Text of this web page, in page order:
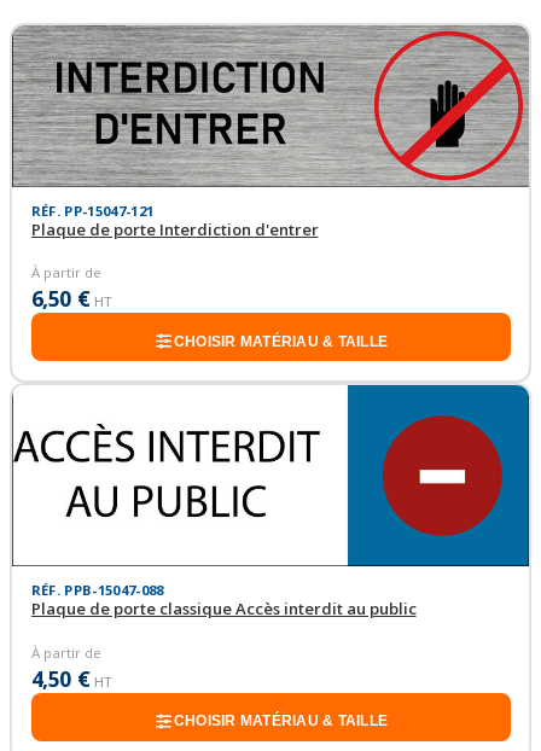
RÉF. PP-15047-121
Plaque de porte Interdiction d'entrer
À partir de
6,50 € HT
CHOISIR MATÉRIAU & TAILLE
RÉF. PPB-15047-088
Plaque de porte classique Accès interdit au public
À partir de
4,50 € HT
CHOISIR MATÉRIAU & TAILLE